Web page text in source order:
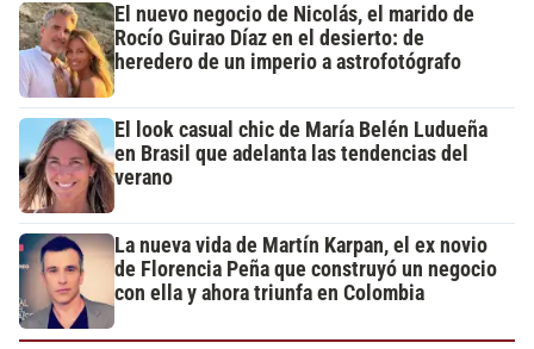
El nuevo negocio de Nicolás, el marido de
Rocío Guirao Díaz en el desierto: de
heredero de un imperio a astrofotógrafo
El look casual chic de María Belén Ludueña
en Brasil que adelanta las tendencias del
verano
La nueva vida de Martín Karpan, el ex novio
de Florencia Peña que construyó un negocio
con ella y ahora triunfa en Colombia